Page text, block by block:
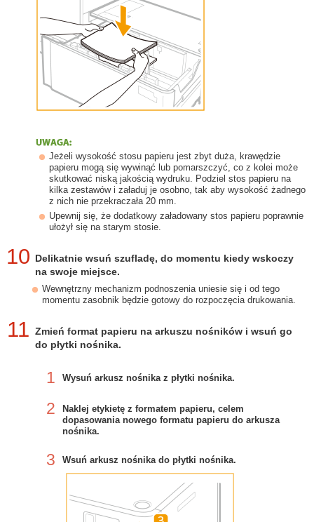
Jeżeli wysokość stosu papieru jest zbyt duża, krawędzie
papieru mogą się wywinąć lub pomarszczyć, co z kolei może
skutkować niską jakością wydruku. Podziel stos papieru na
kilka zestawów i załaduj je osobno, tak aby wysokość żadnego
z nich nie przekraczała 20 mm.
Upewnij się, że dodatkowy załadowany stos papieru poprawnie
ułożył się na starym stosie.
10 Delikatnie wsuń szufladę, do momentu kiedy wskoczy
na swoje miejsce.
Wewnętrzny mechanizm podnoszenia uniesie się i od tego
momentu zasobnik będzie gotowy do rozpoczęcia drukowania.
11 Zmień format papieru na arkuszu nośników i wsuń go
do płytki nośnika.
1 Wysuń arkusz nośnika z płytki nośnika.
2
Naklej etykietę z formatem papieru, celem
dopasowania nowego formatu papieru do arkusza
nośnika.
3 Wsuń arkusz nośnika do płytki nośnika.